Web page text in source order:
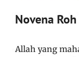
Novena
Allah yang